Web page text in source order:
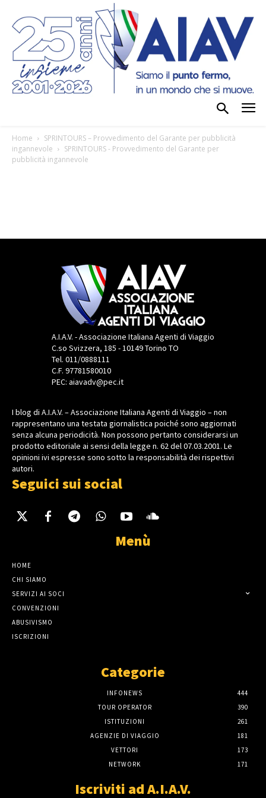
Home
SPRINTOURS – Provvedimento del Garante per pubblicità
ingannevole
SPRINTOURS - Provvedimento del Garante per
pubblicità ingannevole
A.I.A.V. - Associazione Italiana Agenti di Viaggio
C.so Svizzera, 185 - 10149 Torino TO
Tel. 011/0888111
C.F. 97781580010
PEC: aiavadv@pec.it
I blog di A.I.A.V. – Associazione Italiana Agenti di Viaggio – non
rappresentano una testata giornalistica poiché sono aggiornati
senza alcuna periodicità. Non possono pertanto considerarsi un
prodotto editoriale ai sensi della legge n. 62 del 07.03.2001. Le
opinioni ivi espresse sono sotto la responsabilità dei rispettivi
autori.
Seguici sui social
Menù
HOME
CHI SIAMO
SERVIZI AI SOCI
CONVENZIONI
ABUSIVISMO
ISCRIZIONI
Categorie
INFONEWS
444
TOUR OPERATOR
390
ISTITUZIONI
261
AGENZIE DI VIAGGIO
181
VETTORI
173
NETWORK
171
Iscriviti ad A.I.A.V.